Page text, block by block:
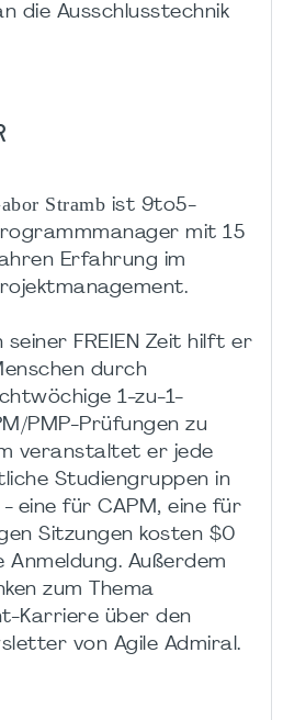
die Ausschlusstechnik
Stramb ist 9to5-
mit 15
Erfahrung im
seiner FREIEN Zeit hilft er
durch
1-zu-1-
PMP-Prüfungen zu
veranstaltet er jede
Studiengruppen in
eine für CAPM, eine für
Sitzungen kosten $0
Außerdem
zum Thema
Karriere über den
von Agile Admiral.